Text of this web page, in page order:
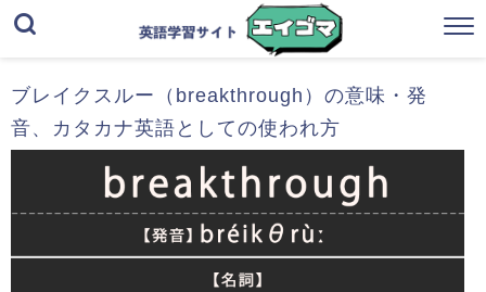
ブレイクスルー（breakthrough）の意味・発
音、カタカナ英語としての使われ方